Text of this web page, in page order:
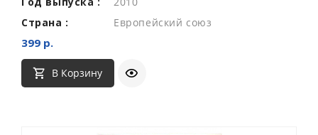
Страна :
Европейский союз
399 р.
В Корзину